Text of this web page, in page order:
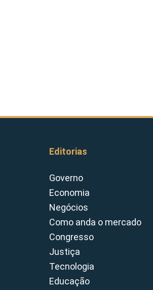
Editorias
Governo
Economia
Negócios
Como anda o mercado
Congresso
Justiça
Tecnologia
Educação